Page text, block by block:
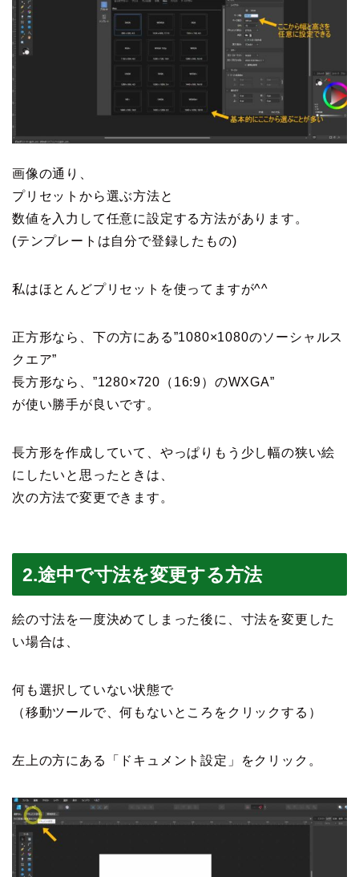
画像の通り、
プリセットから選ぶ方法と
数値を入力して任意に設定する方法があります。
(テンプレートは自分で登録したもの)
私はほとんどプリセットを使ってますが^^
正方形なら、下の方にある”1080×1080のソーシャルス
クエア”
長方形なら、”1280×720（16:9）のWXGA”
が使い勝手が良いです。
長方形を作成していて、やっぱりもう少し幅の狭い絵
にしたいと思ったときは、
次の方法で変更できます。
2.途中で寸法を変更する方法
絵の寸法を一度決めてしまった後に、寸法を変更した
い場合は、
何も選択していない状態で
（移動ツールで、何もないところをクリックする）
左上の方にある「ドキュメント設定」をクリック。